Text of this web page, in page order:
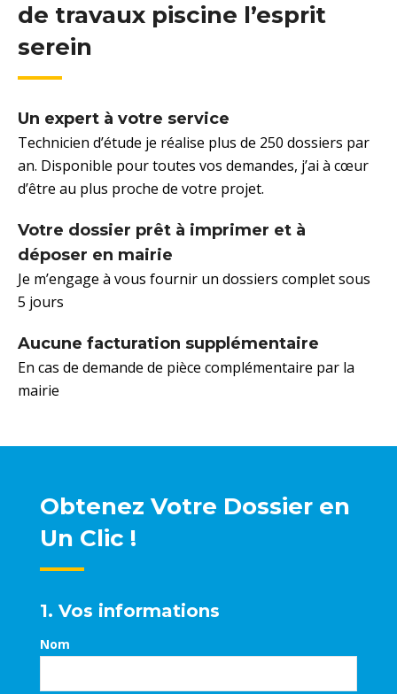
de travaux piscine l’esprit
serein
Un expert à votre service
Technicien d’étude je réalise plus de 250 dossiers par
an. Disponible pour toutes vos demandes, j’ai à cœur
d’être au plus proche de votre projet.
Votre dossier prêt à imprimer et à
déposer en mairie
Je m’engage à vous fournir un dossiers complet sous
5 jours
Aucune facturation supplémentaire
En cas de demande de pièce complémentaire par la
mairie
Obtenez Votre Dossier en
Un Clic !
1. Vos informations
Nom